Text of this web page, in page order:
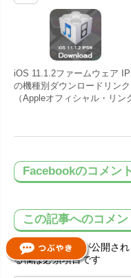
iOS 11.1.2ファームウェア
の機種別ダウンロードリンク
（Appleオフィシャル・リン
Facebookのコメント
この記事へのコメン
メールアドレスが公開さ
る欄は必須項目です